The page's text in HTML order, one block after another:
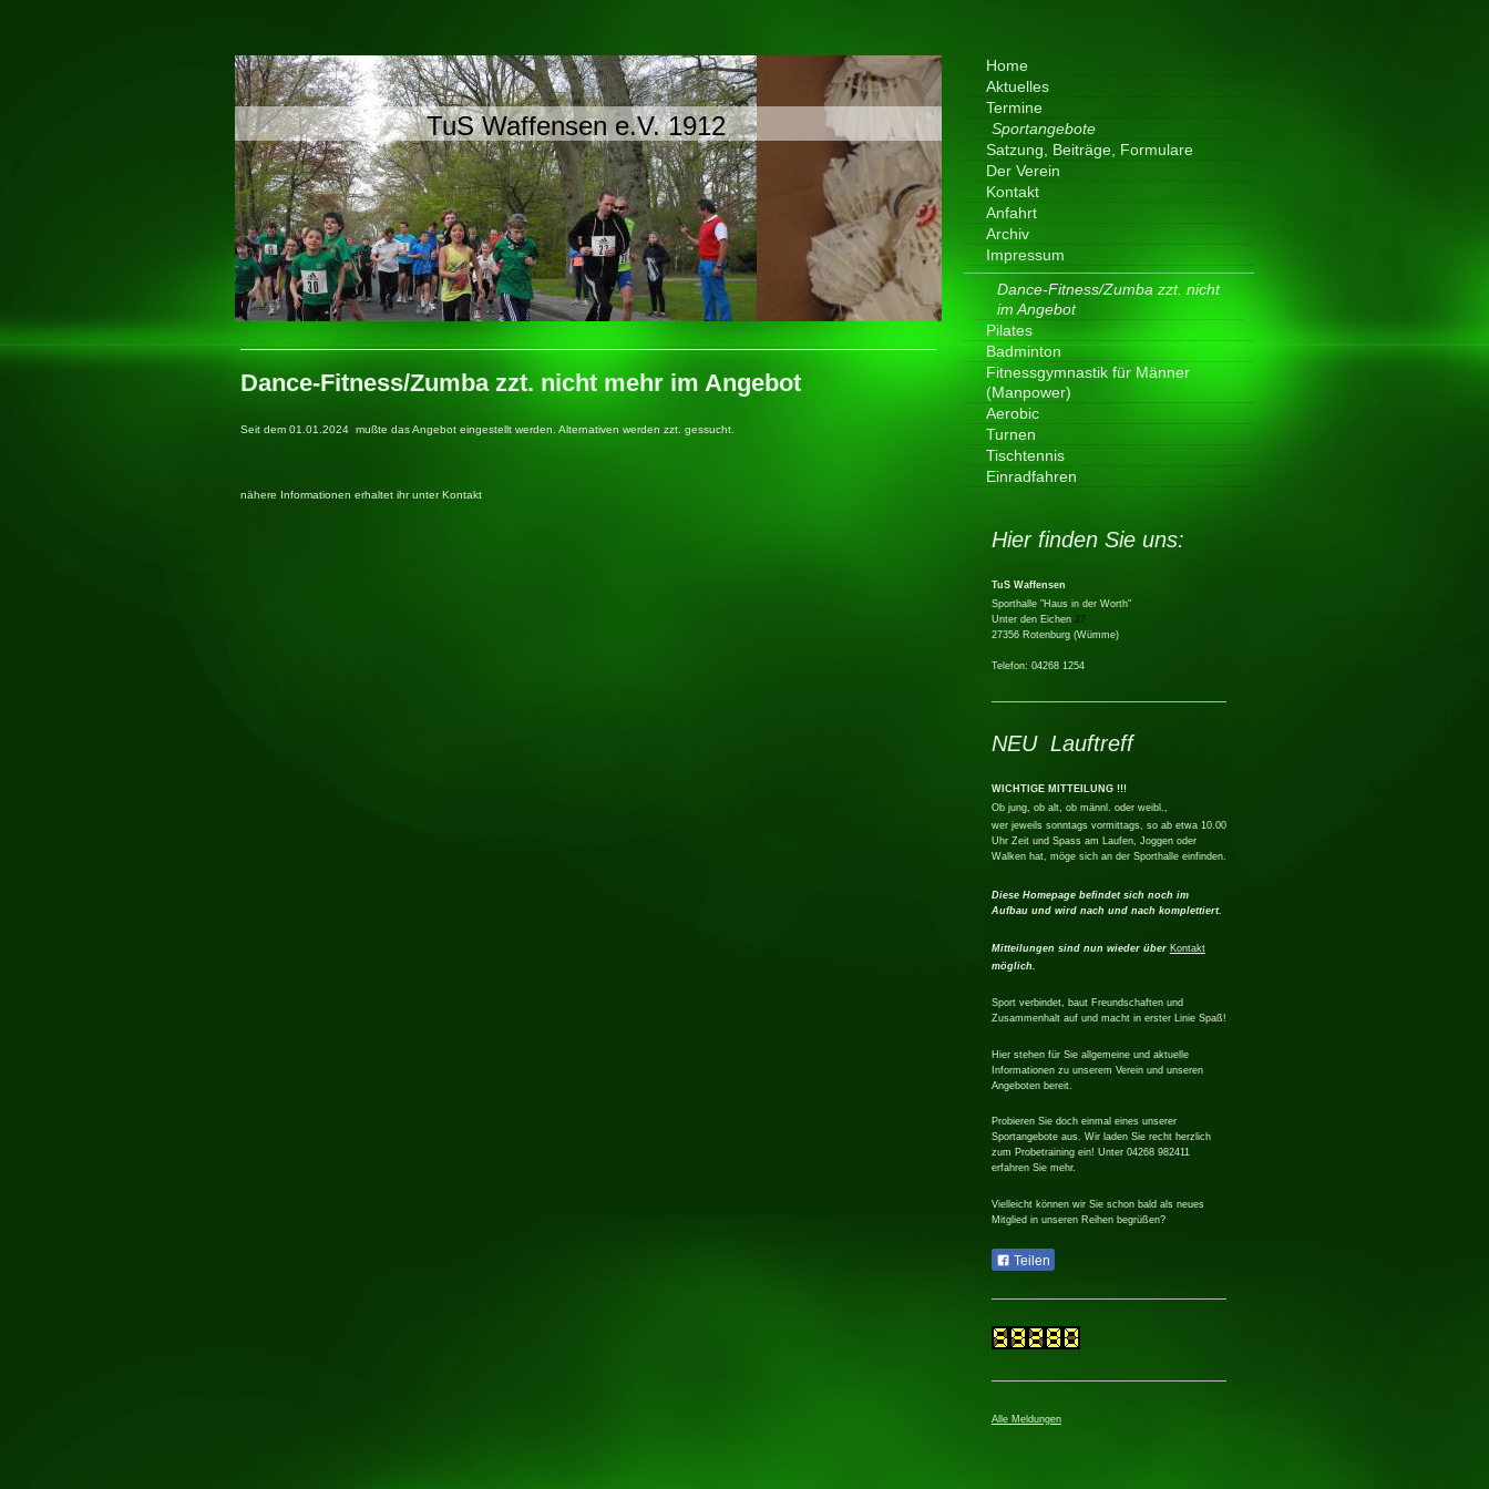
TuS Waffensen e.V. 1912
Dance-Fitness/Zumba zzt. nicht mehr im Angebot
Seit dem 01.01.2024 mußte das Angebot eingestellt werden. Alternativen werden zzt. gessucht.
nähere Informationen erhaltet ihr unter Kontakt
Home
Aktuelles
Termine
Sportangebote
Satzung, Beiträge, Formulare
Der Verein
Kontakt
Anfahrt
Archiv
Impressum
Dance-Fitness/Zumba zzt. nicht
im Angebot
Pilates
Badminton
Fitnessgymnastik für Männer
(Manpower)
Aerobic
Turnen
Tischtennis
Einradfahren
Hier finden Sie uns:
TuS Waffensen
Sporthalle "Haus in der Worth"
Unter den Eichen 27
27356 Rotenburg (Wümme)
Telefon: 04268 1254
NEU Lauftreff
WICHTIGE MITTEILUNG !!!
Ob jung, ob alt, ob männl. oder weibl.,
wer jeweils sonntags vormittags, so ab etwa 10.00
Uhr Zeit und Spass am Laufen, Joggen oder
Walken hat, möge sich an der Sporthalle einfinden.
Diese Homepage befindet sich noch im
Aufbau und wird nach und nach komplettiert.
Mitteilungen sind nun wieder über Kontakt
möglich.
Sport verbindet, baut Freundschaften und
Zusammenhalt auf und macht in erster Linie Spaß!
Hier stehen für Sie allgemeine und aktuelle
Informationen zu unserem Verein und unseren
Angeboten bereit.
Probieren Sie doch einmal eines unserer
Sportangebote aus. Wir laden Sie recht herzlich
zum Probetraining ein! Unter 04268 982411
erfahren Sie mehr.
Vielleicht können wir Sie schon bald als neues
Mitglied in unseren Reihen begrüßen?
Teilen
Alle Meldungen